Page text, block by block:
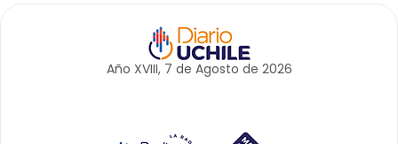
Año XVIII, 7 de Agosto de 2026